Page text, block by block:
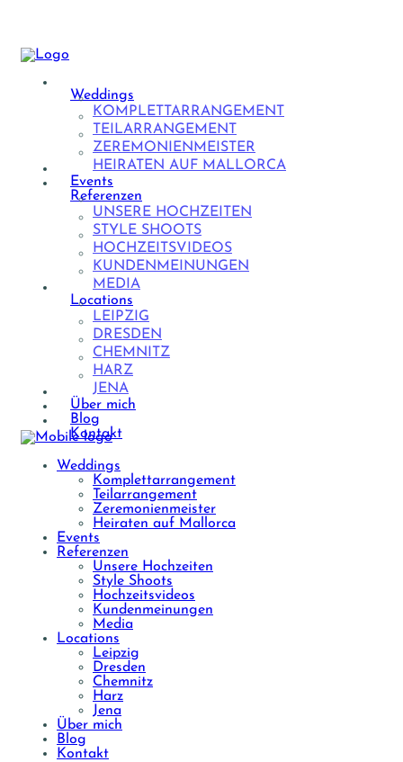
Weddings
KOMPLETTARRANGEMENT
TEILARRANGEMENT
ZEREMONIENMEISTER
HEIRATEN AUF MALLORCA
Events
Referenzen
UNSERE HOCHZEITEN
STYLE SHOOTS
HOCHZEITSVIDEOS
KUNDENMEINUNGEN
MEDIA
Locations
LEIPZIG
DRESDEN
CHEMNITZ
HARZ
JENA
Über mich
Blog
Kontakt
Weddings
Komplettarrangement
Teilarrangement
Zeremonienmeister
Heiraten auf Mallorca
Events
Referenzen
Unsere Hochzeiten
Style Shoots
Hochzeitsvideos
Kundenmeinungen
Media
Locations
Leipzig
Dresden
Chemnitz
Harz
Jena
Über mich
Blog
Kontakt